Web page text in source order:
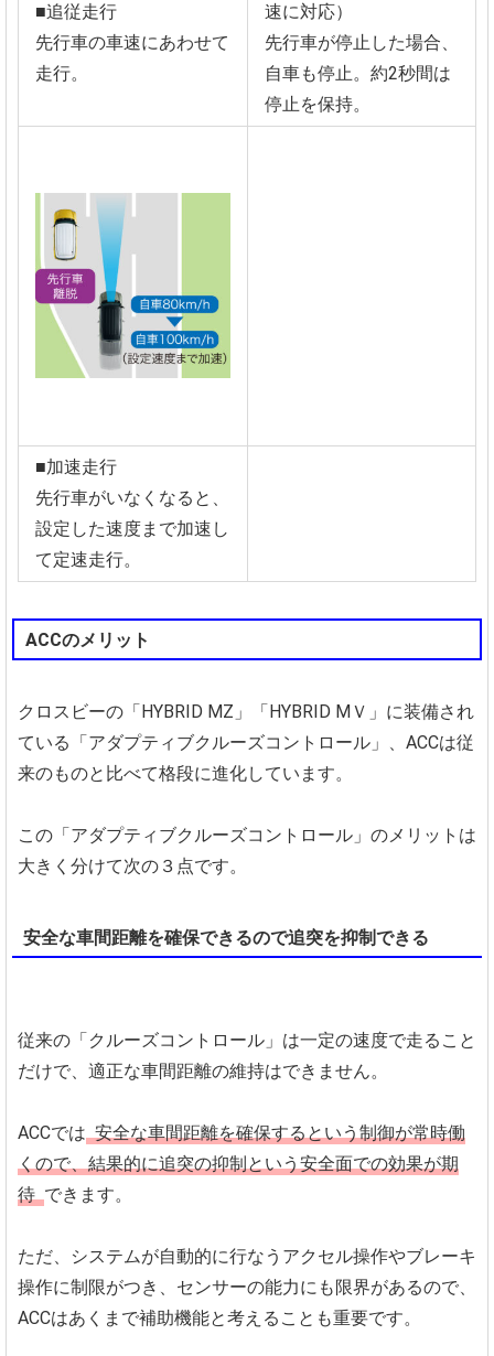
■追従走行
先行車の車速にあわせて
走行。
速に対応）
先行車が停止した場合、
自車も停止。約2秒間は
停止を保持。
■加速走行
先行車がいなくなると、
設定した速度まで加速し
て定速走行。
ACCのメリット
クロスビーの「HYBRID MZ」「HYBRID MＶ」に装備され
ている「アダプティブクルーズコントロール」、ACCは従
来のものと比べて格段に進化しています。
この「アダプティブクルーズコントロール」のメリットは
大きく分けて次の３点です。
安全な車間距離を確保できるので追突を抑制できる
従来の「クルーズコントロール」は一定の速度で走ること
だけで、適正な車間距離の維持はできません。
ACCでは 安全な車間距離を確保するという制御が常時働
くので、結果的に追突の抑制という安全面での効果が期
待 できます。
ただ、システムが自動的に行なうアクセル操作やブレーキ
操作に制限がつき、センサーの能力にも限界があるので、
ACCはあくまで補助機能と考えることも重要です。